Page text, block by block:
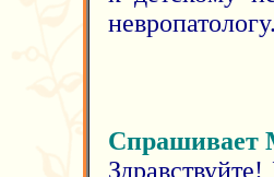
невропатологу.
Спрашивает